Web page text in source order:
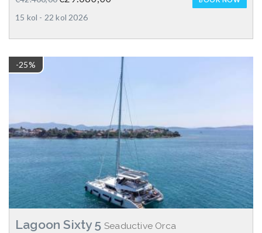
15 kol - 22 kol 2026
-25%
Lagoon Sixty 5 Seaductive Orca